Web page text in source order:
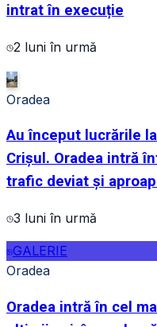
intrat în execuție
2 luni în urmă
Oradea
Au început lucrările
Crișul. Oradea intră
trafic deviat și
3 luni în urmă
GALERIE
Oradea
Oradea intră în cel